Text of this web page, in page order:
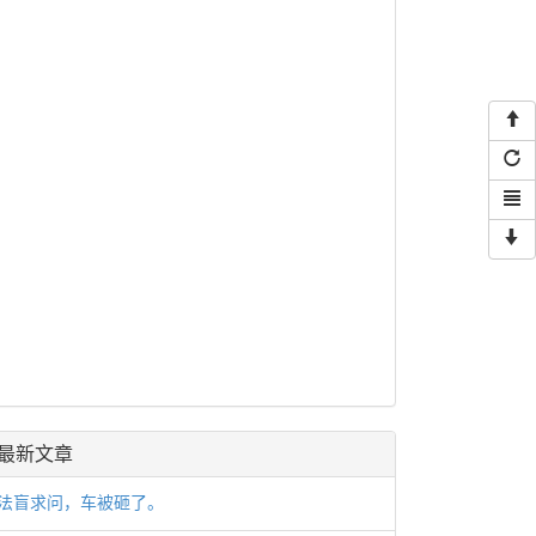
新文章
盲求问，车被砸了。